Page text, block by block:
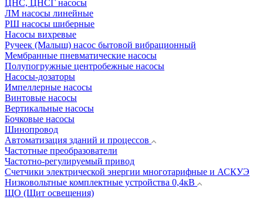
ЦНС, ЦНСГ насосы
ЛМ насосы линейные
РШ насосы шиберные
Насосы вихревые
Ручеек (Малыш) насос бытовой вибрационный
Мембранные пневматические насосы
Полупогружные центробежные насосы
Насосы-дозаторы
Импеллерные насосы
Винтовые насосы
Вертикальные насосы
Бочковые насосы
Шинопровод
Автоматизация зданий и процессов
Частотные преобразователи
Частотно-регулируемый привод
Счетчики электрической энергии многотарифные и АСКУЭ
Низковольтные комплектные устройства 0,4кВ
ЩО (Щит освещения)